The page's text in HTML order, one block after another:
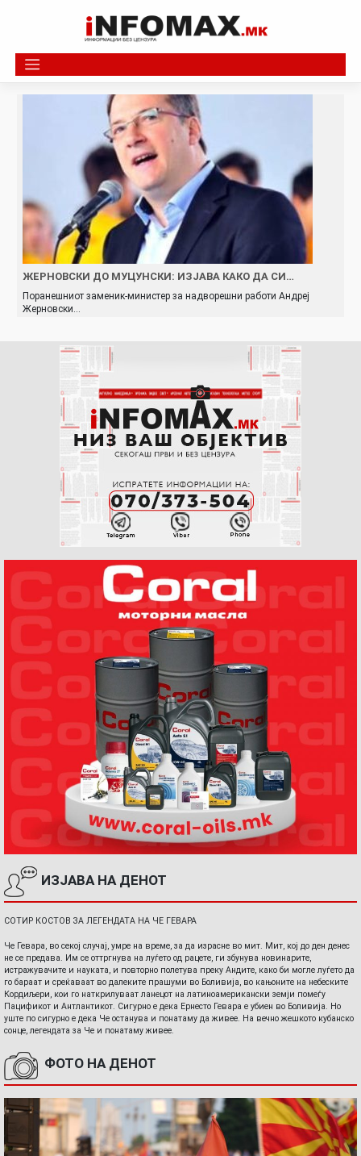
ЖЕРНОВСКИ ДО МУЦУНСКИ: ИЗЈАВА КАКО ДА СИ…
Поранешниот заменик-министер за надворешни работи Андреј
Жерновски…
ИЗЈАВА НА ДЕНОТ
СОТИР КОСТОВ ЗА ЛЕГЕНДАТА НА ЧЕ ГЕВАРА
Че Гевара, во секој случај, умре на време, за да израсне во мит. Мит, кој до ден денес
не се предава. Им се оттргнува на луѓето од рацете, ги збунува новинарите,
истражувачите и науката, и повторно полетува преку Андите, како би могле луѓето да
го бараат и среќаваат во далеките прашуми во Боливија, во кањоните на небеските
Кордиљери, кои го наткрилуваат ланецот на латиноамерикански земји помеѓу
Пацификот и Антлантикот. Сигурно е дека Ернесто Гевара е убиен во Боливија. Но
уште по сигурно е дека Че останува и понатаму да живее. На вечно жешкото кубанско
сонце, легендата за Че и понатаму живее.
ФОТО НА ДЕНОТ